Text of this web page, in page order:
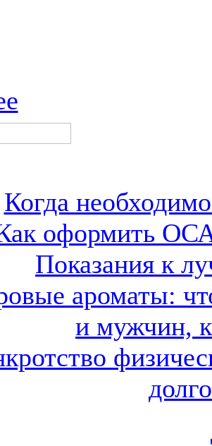
Когда
оформить
Показания к
ароматы:
и мужчин,